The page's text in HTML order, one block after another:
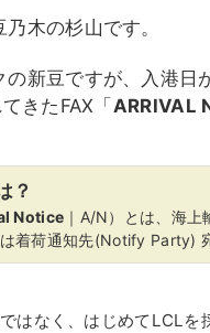
木の杉山です。
新豆ですが、入港日
きたFAX「 ARRIVAL
？
Notice ｜A/N）とは、海
着荷通知先(Notify Party)
はなく、はじめてLCLを